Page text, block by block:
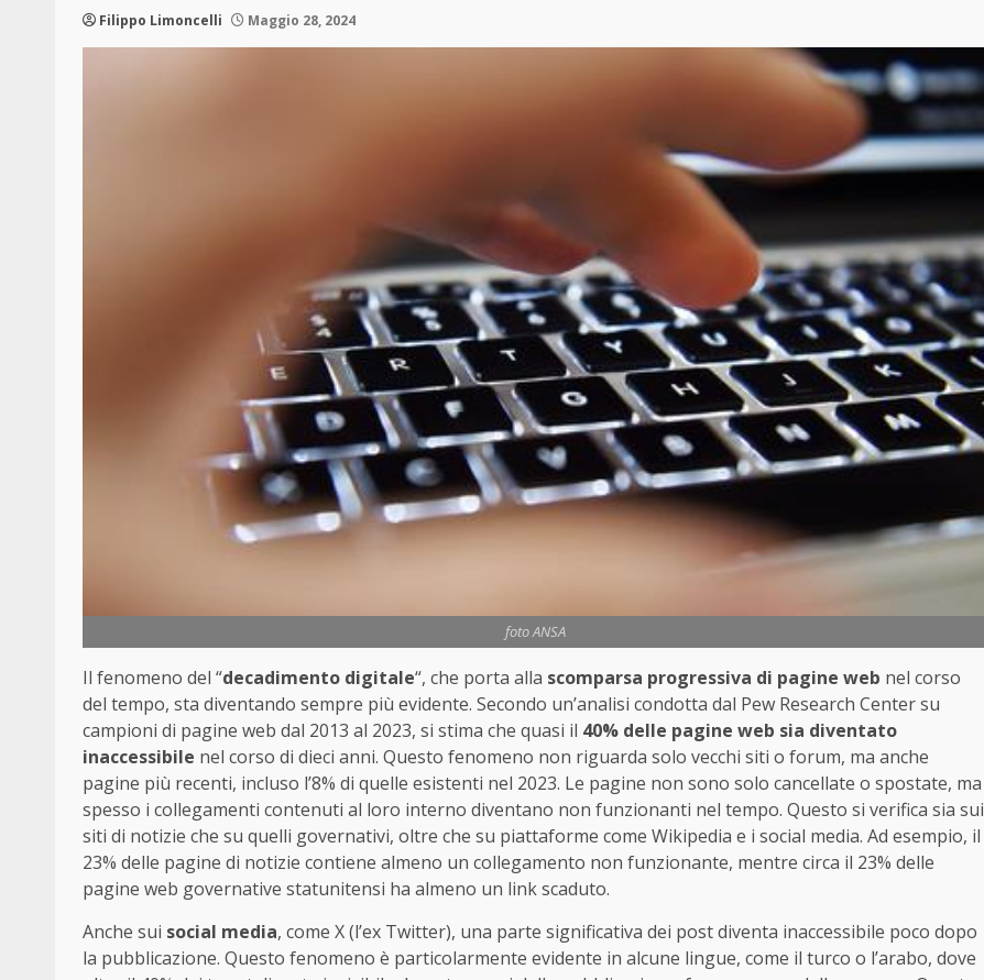
Filippo Limoncelli Maggio 28, 2024
foto ANSA
Il fenomeno del “decadimento digitale“, che porta alla scomparsa progressiva di pagine web nel corso
del tempo, sta diventando sempre più evidente. Secondo un’analisi condotta dal Pew Research Center su
campioni di pagine web dal 2013 al 2023, si stima che quasi il 40% delle pagine web sia diventato
inaccessibile nel corso di dieci anni. Questo fenomeno non riguarda solo vecchi siti o forum, ma anche
pagine più recenti, incluso l’8% di quelle esistenti nel 2023. Le pagine non sono solo cancellate o spostate, ma
spesso i collegamenti contenuti al loro interno diventano non funzionanti nel tempo. Questo si verifica sia sui
siti di notizie che su quelli governativi, oltre che su piattaforme come Wikipedia e i social media. Ad esempio, il
23% delle pagine di notizie contiene almeno un collegamento non funzionante, mentre circa il 23% delle
pagine web governative statunitensi ha almeno un link scaduto.
Anche sui social media, come X (l’ex Twitter), una parte significativa dei post diventa inaccessibile poco dopo
la pubblicazione. Questo fenomeno è particolarmente evidente in alcune lingue, come il turco o l’arabo, dove